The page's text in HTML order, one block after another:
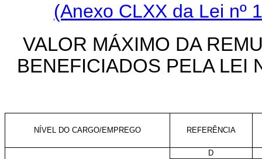
(Anexo CLXX da Lei nº
VALOR MÁXIMO DA
BENEFICIADOS PELA LEI
NÍVEL DO CARGO/EMPREGO REFERÊNCIA
D